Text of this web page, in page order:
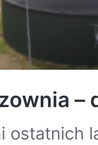
ostatnich